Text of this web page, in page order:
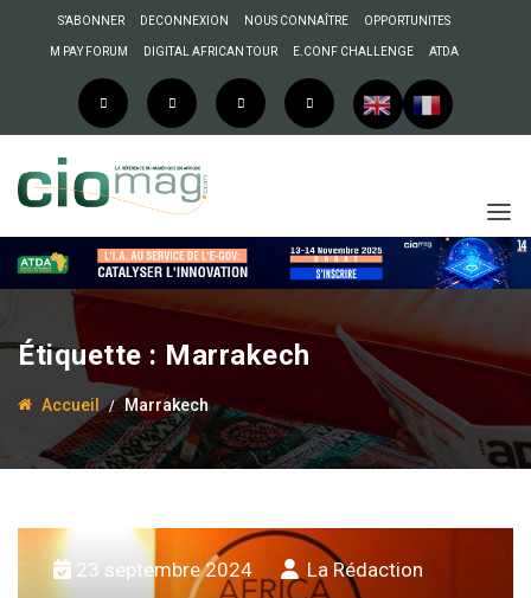
S’ABONNER DECONNEXION NOUS CONNAÎTRE OPPORTUNITES
M PAY FORUM DIGITAL AFRICAN TOUR E.CONF CHALLENGE ATDA
Étiquette : Marrakech
Accueil Marrakech
23 septembre 2024 La Rédaction